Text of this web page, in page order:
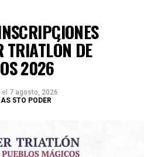
TRIATLÓN DE
2026
el 7 agosto, 2026
5TO PODER